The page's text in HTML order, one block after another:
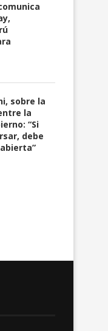
sobre la
la
“Si
debe